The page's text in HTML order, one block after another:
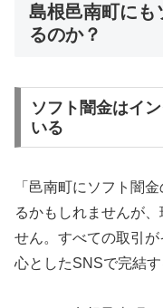
島根邑南町にも
るのか？
ソフト闇金はイ
いる
「邑南町にソフト闇
るかもしれませんが
せん。すべての取引
心としたSNSで完結す